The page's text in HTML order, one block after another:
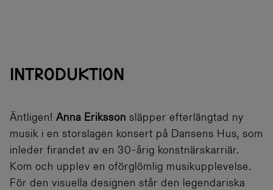
INTRODUKTION
Äntligen! Anna Eriksson släpper efterlängtad ny
musik i en storslagen konsert på Dansens Hus, som
inleder firandet av en 30-årig konstnärskarriär.
Kom och upplev en oförglömlig musikupplevelse.
För den visuella designen står den legendariska